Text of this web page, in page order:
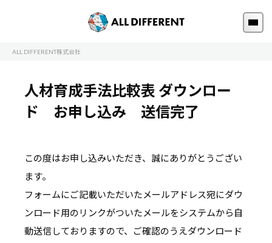
ALL DIFFERENT株式会社
人材育成手法比較表 ダウンロー
ド お申し込み 送信完了
この度はお申し込みいただき、誠にありがとうござい
ます。
フォームにご記載いただいたメールアドレス宛にダウ
ンロード用のリンクがついたメールをシステムから自
動送信しておりますので、ご確認のうえダウンロード